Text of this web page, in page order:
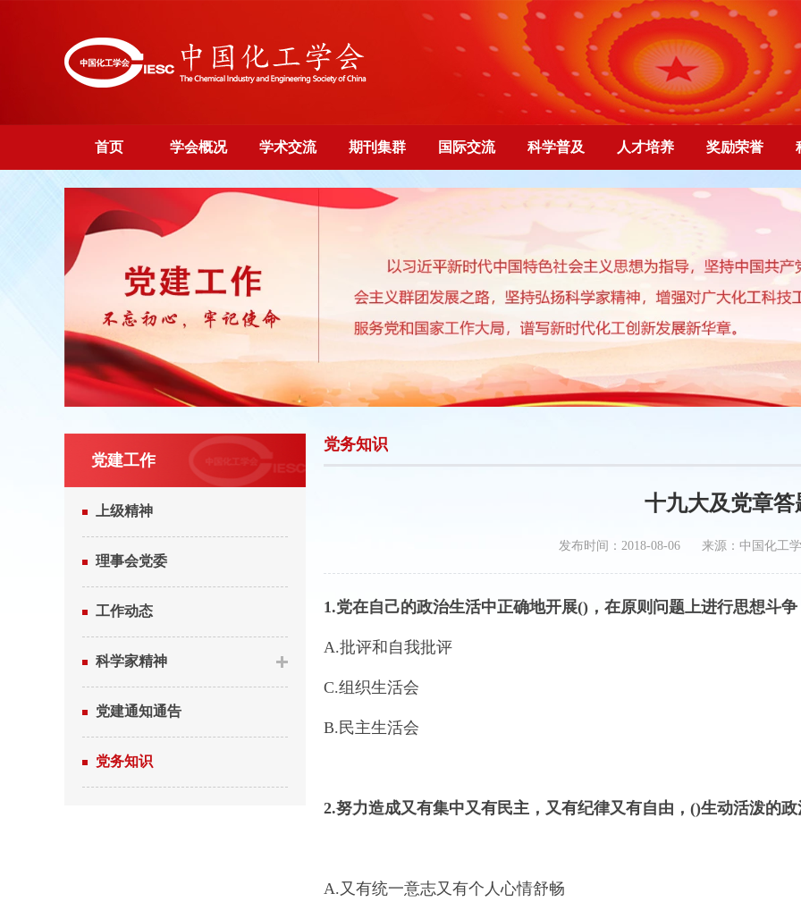
首页 学会概况 学术交流 期刊集群 国际交流 科学普及 人才培养 奖励荣誉
党建工作
上级精神
理事会党委
工作动态
科学家精神
党建通知通告
党务知识
党务知识
十九大及党章答
发布时间：2018-08-06 来源：中国化工
1.党在自己的政治生活中正确地开展()，在原则问题上进行思想斗争
A.批评和自我批评
C.组织生活会
B.民主生活会
2.努力造成又有集中又有民主，又有纪律又有自由，()生动活泼的政
A.又有统一意志又有个人心情舒畅